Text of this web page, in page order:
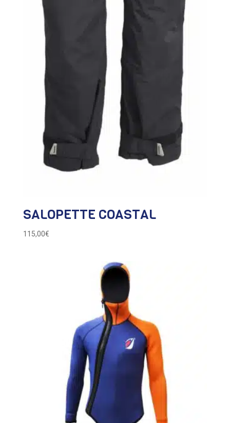
SALOPETTE COASTAL
115,00€